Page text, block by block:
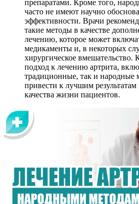
препаратами. Кроме того,
часто не имеют научно
эффективности. Врачи
такие методы в качестве
лечению, которое может
медикаменты и, в некоторых
хирургическое вмешательство.
подход к лечению артрита,
традиционные, так и народные
привести к лучшим
качества жизни пациентов.